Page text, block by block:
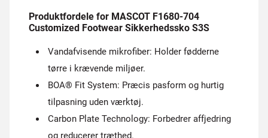
Produktfordele for MASCOT F1680-704
Customized Footwear Sikkerhedssko S3S
Vandafvisende mikrofiber: Holder fødderne
tørre i krævende miljøer.
BOA® Fit System: Præcis pasform og hurtig
tilpasning uden værktøj.
Carbon Plate Technology: Forbedrer affjedring
og reducerer træthed.